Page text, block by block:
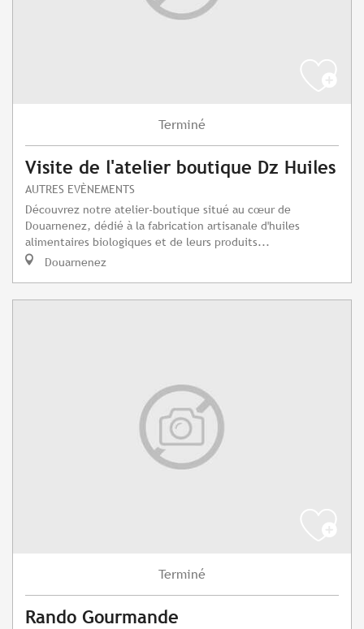
Terminé
Visite de l'atelier boutique Dz Huiles
AUTRES EVÈNEMENTS
Découvrez notre atelier-boutique situé au cœur de
Douarnenez, dédié à la fabrication artisanale d'huiles
alimentaires biologiques et de leurs produits...
Douarnenez
Terminé
Rando Gourmande